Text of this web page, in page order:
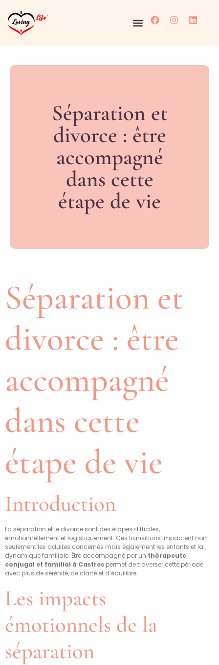
Séparation et
divorce : être
accompagné
dans cette
étape de vie
Séparation et
divorce : être
accompagné
dans cette
étape de vie
Introduction
La séparation et le divorce sont des étapes difficiles,
émotionnellement et logistiquement. Ces transitions impactent non
seulement les adultes concernés mais également les enfants et la
dynamique familiale. Être accompagné par un thérapeute
conjugal et familial à Castres permet de traverser cette période
avec plus de sérénité, de clarté et d’équilibre.
Les impacts
émotionnels de la
séparation